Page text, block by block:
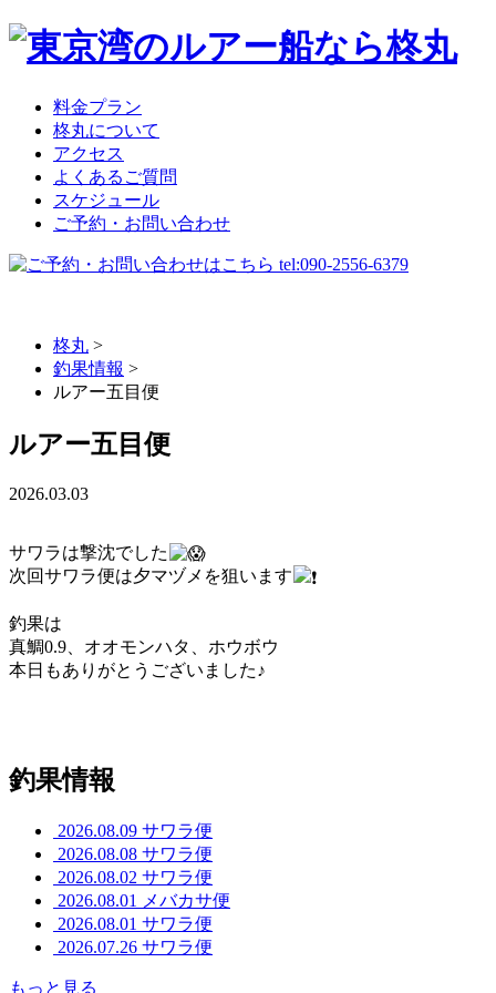
料金プラン
柊丸について
アクセス
よくあるご質問
スケジュール
ご予約・お問い合わせ
柊丸 >
釣果情報 >
ルアー五目便
ルアー五目便
2026.03.03
サワラは撃沈でした
次回サワラ便は夕マヅメを狙います
釣果は
真鯛0.9、オオモンハタ、ホウボウ
本日もありがとうございました♪
釣果情報
2026.08.09 サワラ便
2026.08.08 サワラ便
2026.08.02 サワラ便
2026.08.01
メバカサ便
2026.08.01 サワラ便
2026.07.26 サワラ便
もっと見る